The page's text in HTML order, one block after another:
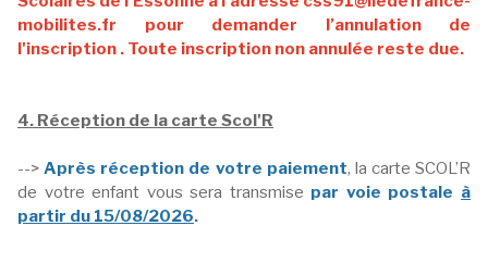
mobilites.fr pour demander l’annulation de
l'inscription . Toute inscription non annulée reste due.
4. Réception de la carte Scol'R
-->Après réception de votre paiement, la carte SCOL’R
de votre enfant vous sera transmise par voie postale à
partir du 15/08/2026.